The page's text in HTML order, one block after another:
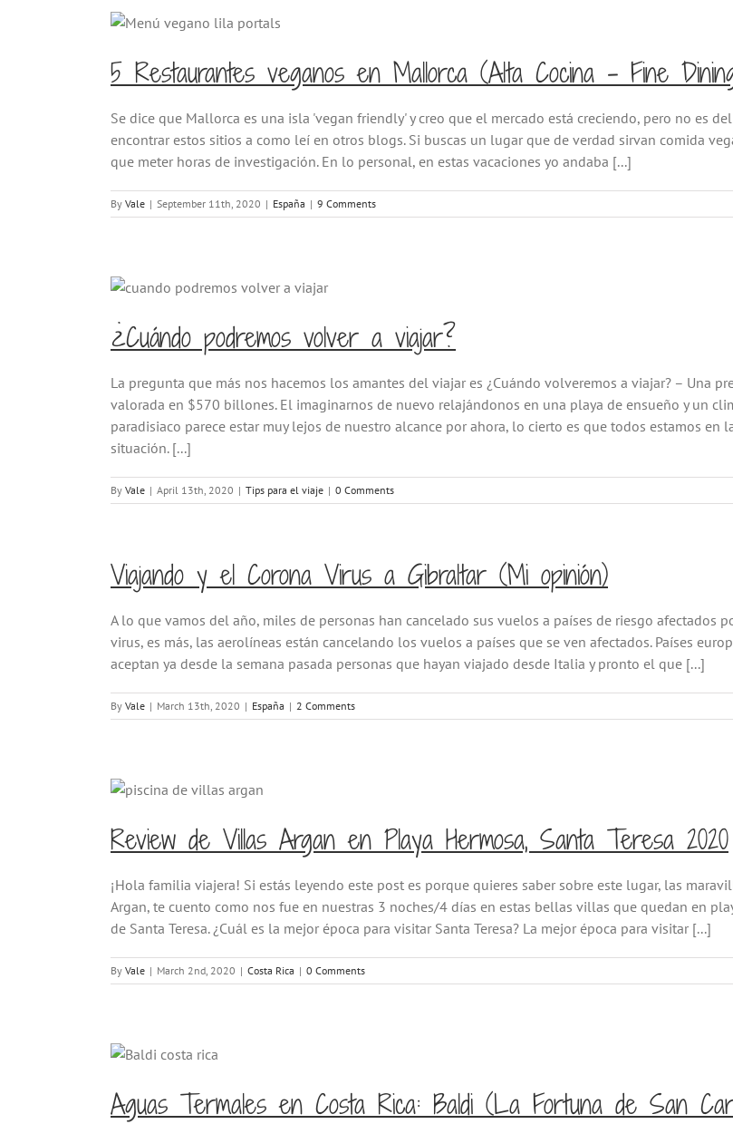
5 Restaurantes veganos en Mallorca (Alta Cocina – Fine
Se dice que Mallorca es una isla 'vegan friendly' y creo que el mercado está creciendo, pero no es
encontrar estos sitios a como leí en otros blogs. Si buscas un lugar que de verdad sirvan comida
que meter horas de investigación. En lo personal, en estas vacaciones yo andaba [...]
By Vale | September 11th, 2020 | España | 9 Comments
¿Cuándo podremos volver a viajar?
La pregunta que más nos hacemos los amantes del viajar es ¿Cuándo volveremos a viajar? – Una
valorada en $570 billones. El imaginarnos de nuevo relajándonos en una playa de ensueño y un
paradisiaco parece estar muy lejos de nuestro alcance por ahora, lo cierto es que todos estamos en
situación. [...]
By Vale | April 13th, 2020 | Tips para el viaje | 0 Comments
Viajando y el Corona Virus a Gibraltar (Mi opinión)
A lo que vamos del año, miles de personas han cancelado sus vuelos a países de riesgo afectados
virus, es más, las aerolíneas están cancelando los vuelos a países que se ven afectados. Países
aceptan ya desde la semana pasada personas que hayan viajado desde Italia y pronto el que [...]
By Vale | March 13th, 2020 | España | 2 Comments
Review de Villas Argan en Playa Hermosa, Santa Teresa 2020
¡Hola familia viajera! Si estás leyendo este post es porque quieres saber sobre este lugar, las
Argan, te cuento como nos fue en nuestras 3 noches/4 días en estas bellas villas que quedan en
de Santa Teresa. ¿Cuál es la mejor época para visitar Santa Teresa? La mejor época para visitar [...]
By Vale | March 2nd, 2020 | Costa Rica | 0 Comments
Aguas Termales en Costa Rica: Baldi (La Fortuna de San